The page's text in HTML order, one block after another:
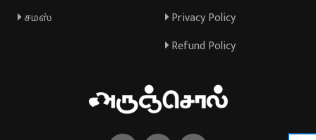
சமஸ்
Privacy Policy
Refund Policy